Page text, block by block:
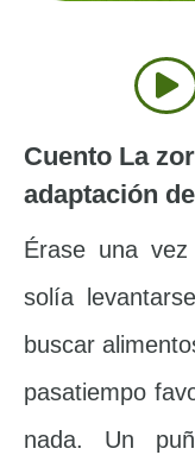
Cuento La
adaptación
Érase una
solía
buscar
pasatiempo
nada. Un